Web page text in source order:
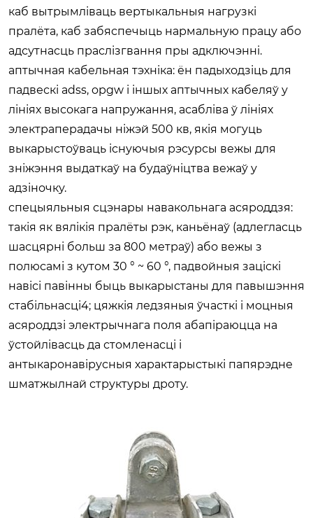
каб вытрымліваць вертыкальныя нагрузкі
пралёта, каб забяспечыць нармальную працу або
адсутнасць праслізгвання пры адключэнні.
аптычная кабельная тэхніка: ён падыходзіць для
падвескі adss, opgw і іншых аптычных кабеляў у
лініях высокага напружання, асабліва ў лініях
электраперадачы ніжэй 500 кв, якія могуць
выкарыстоўваць існуючыя рэсурсы вежы для
зніжэння выдаткаў на будаўніцтва вежаў у
адзіночку.
спецыяльныя сцэнары навакольнага асяроддзя:
такія як вялікія пралёты рэк, каньёнаў (адлегласць
шасцярні больш за 800 метраў) або вежы з
полюсамі з кутом 30 ° ~ 60 °, падвойныя заціскі
навісі павінны быць выкарыстаны для павышэння
стабільнасці4; цяжкія ледзяныя ўчасткі і моцныя
асяроддзі электрычнага поля абапіраюцца на
ўстойлівасць да стомленасці і
антыкаронавірусныя характарыстыкі папярэдне
шматжылнай структуры дроту.